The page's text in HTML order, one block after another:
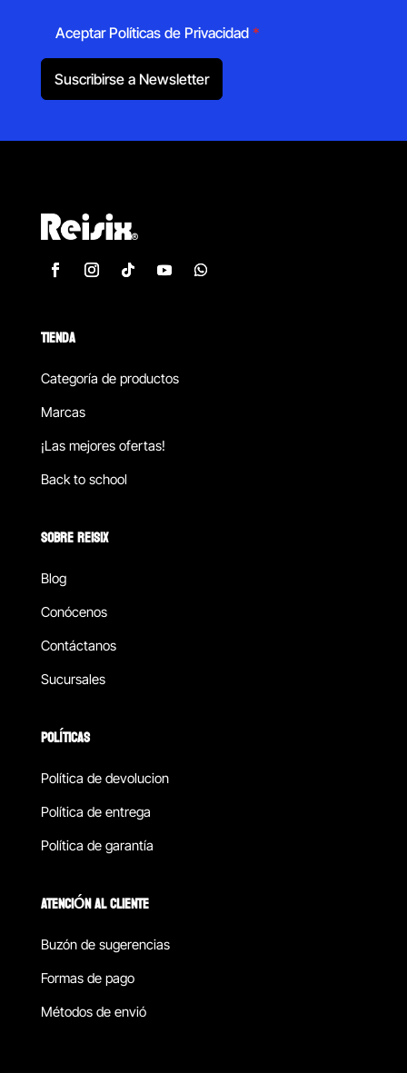
Aceptar Políticas de Privacidad *
Suscribirse a Newsletter
TIENDA
Categoría de productos
Marcas
¡Las mejores ofertas!
Back to school
SOBRE REISIX
Blog
Conócenos
Contáctanos
Sucursales
POLÍTICAS
Política de devolucion
Política de entrega
Política de garantía
ATENCIÓN AL CLIENTE
Buzón de sugerencias
Formas de pago
Métodos de envió